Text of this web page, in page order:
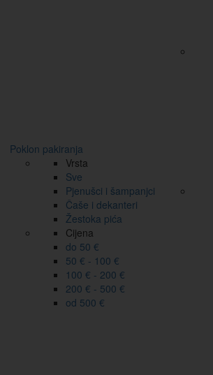
Poklon pakiranja
Vrsta
Sve
Pjenušci i šampanjci
Čaše i dekanteri
Žestoka pića
Cijena
do 50 €
50 € - 100 €
100 € - 200 €
200 € - 500 €
od 500 €